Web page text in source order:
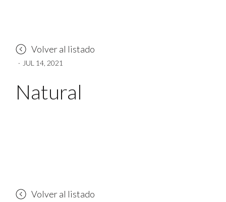
Volver al listado
· JUL 14, 2021
Natural
Volver al listado